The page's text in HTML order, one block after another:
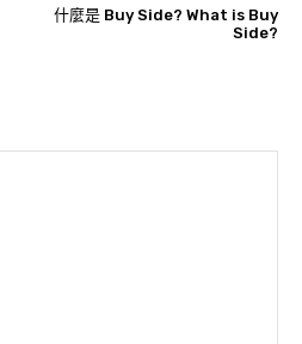
什麼是 Buy Side? What is Buy
Side?